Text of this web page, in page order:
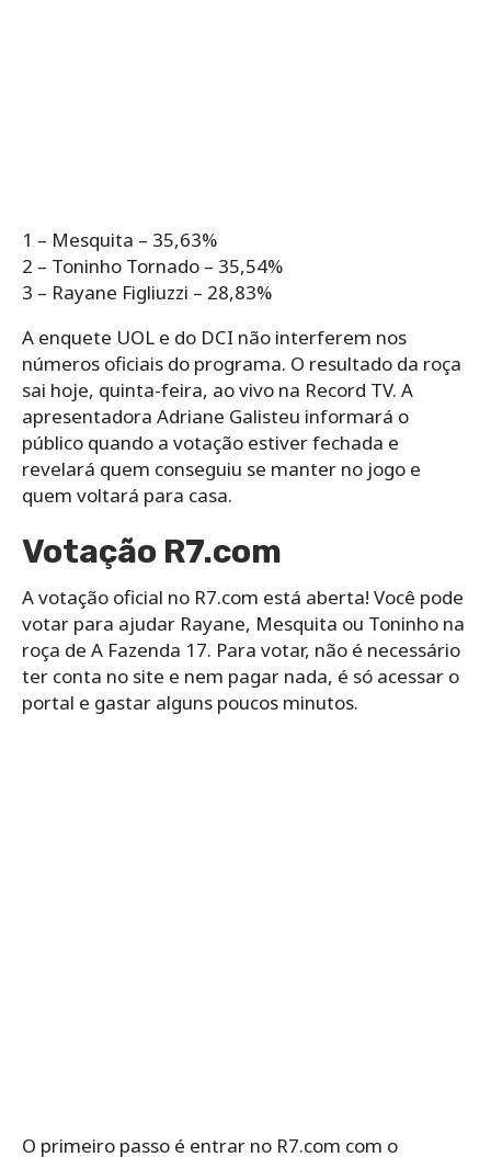
1 – Mesquita – 35,63%
2 – Toninho Tornado – 35,54%
3 – Rayane Figliuzzi – 28,83%
A enquete UOL e do DCI não interferem nos
números oficiais do programa. O resultado da roça
sai hoje, quinta-feira, ao vivo na Record TV. A
apresentadora Adriane Galisteu informará o
público quando a votação estiver fechada e
revelará quem conseguiu se manter no jogo e
quem voltará para casa.
Votação R7.com
A votação oficial no R7.com está aberta! Você pode
votar para ajudar Rayane, Mesquita ou Toninho na
roça de A Fazenda 17. Para votar, não é necessário
ter conta no site e nem pagar nada, é só acessar o
portal e gastar alguns poucos minutos.
O primeiro passo é entrar no R7.com com o